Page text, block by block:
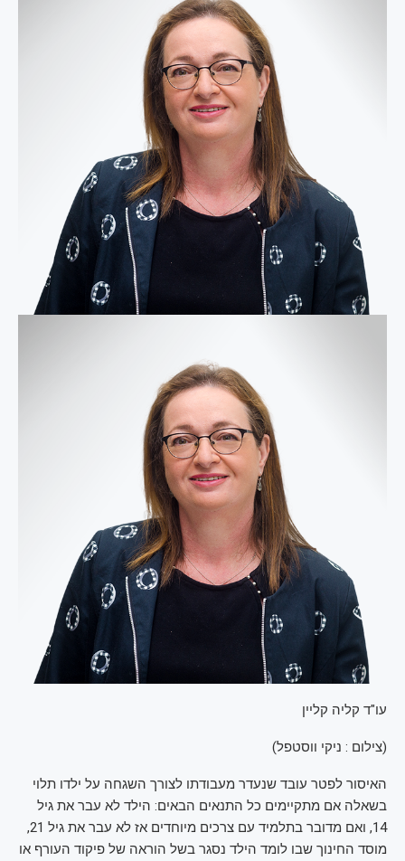
עו"ד קליה קליין
(צילום : ניקי ווסטפל)
האיסור לפטר עובד שנעדר מעבודתו לצורך השגחה על ילדו תלוי
בשאלה אם מתקיימים כל התנאים הבאים: הילד לא עבר את גיל
14, ואם מדובר בתלמיד עם צרכים מיוחדים אז לא עבר את גיל 21,
מוסד החינוך שבו לומד הילד נסגר בשל הוראה של פיקוד העורף או